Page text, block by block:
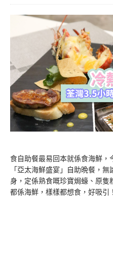
食自助餐最易回本就係食海鮮，
「亞太海鮮盛宴」自助晩餐，
身，定係熟食嘅珍寶焗蠔、原
都係海鮮，樣樣都想食，好吸引！